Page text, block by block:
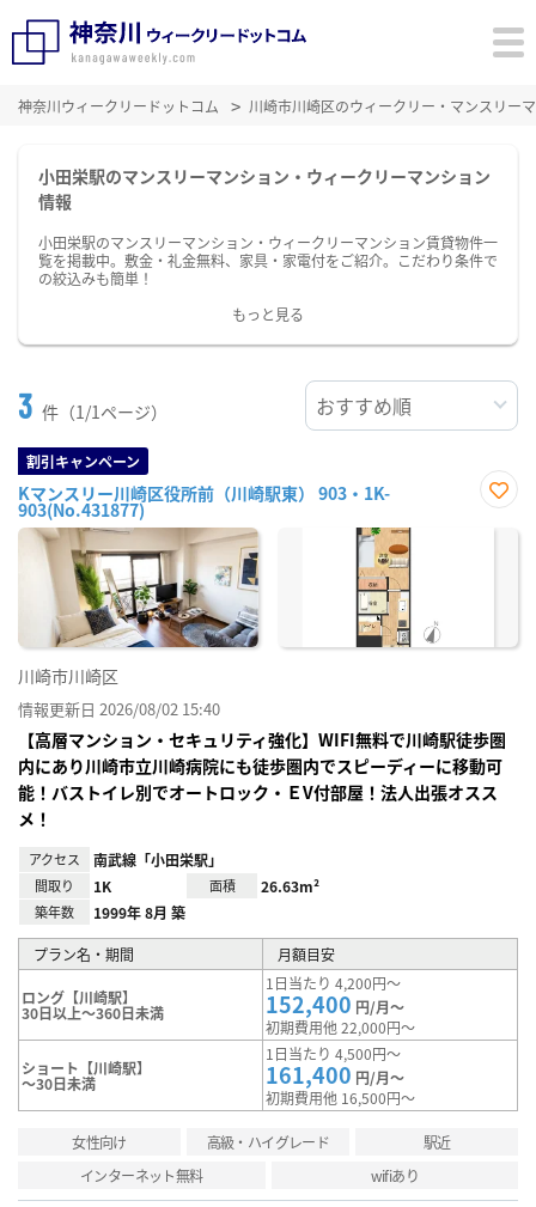
神奈川ウィークリードットコム 川崎市川崎区のウィークリー・マンスリー
小田栄駅のマンスリーマンション・ウィークリーマンション
情報
小田栄駅のマンスリーマンション・ウィークリーマンション賃貸物件一
覧を掲載中。敷金・礼金無料、家具・家電付をご紹介。こだわり条件で
の絞込みも簡単！
もっと見る
3 件（1/1ページ）
割引キャンペーン
Kマンスリー川崎区役所前（川崎駅東） 903・1K-
903(No.431877)
に入
川崎市川崎区
情報更新日 2026/08/02 15:40
【高層マンション・セキュリティ強化】WIFI無料で川崎駅徒歩圏
内にあり川崎市立川崎病院にも徒歩圏内でスピーディーに移動可
能！バストイレ別でオートロック・ＥV付部屋！法人出張オスス
メ！
アクセス 南武線「小田栄駅」
間取り 1K 面積 26.63m²
築年数 1999年 8月 築
プラン名・期間 月額目安
ロング【川崎駅】
30日以上～360日未満
1日当たり 4,200円～
152,400 円/月～
初期費用他 22,000円～
ショート【川崎駅】
～30日未満
1日当たり 4,500円～
161,400 円/月～
初期費用他 16,500円～
女性向け 高級・ハイグレード
駅近
インターネット無料
wifiあり